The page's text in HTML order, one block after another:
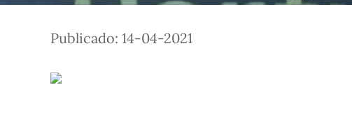
Publicado: 14-04-2021